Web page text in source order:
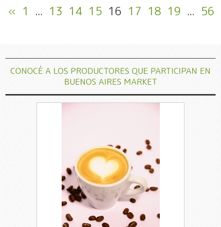
« 1 ... 13 14 15 16 17 18 19 ... 56
CONOCÉ A LOS PRODUCTORES QUE PARTICIPAN EN
BUENOS AIRES MARKET